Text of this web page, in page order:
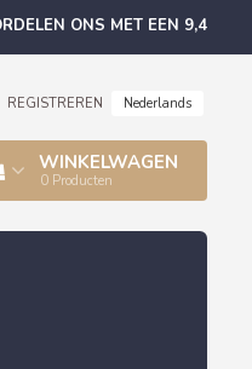
ONS MET EEN 9,4
REGISTREREN Nederlands
WINKELWAGEN
0 Producten